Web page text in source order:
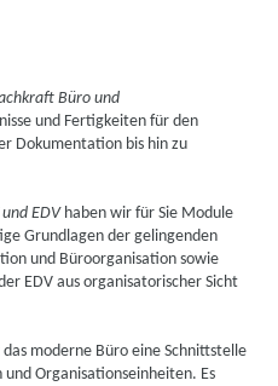
Büro und
und Fertigkeiten für den
Dokumentation bis hin zu
EDVhaben wir für Sie Module
Grundlagen der gelingenden
und Büroorganisation sowie
EDV aus organisatorischer Sicht
moderne Büro eine Schnittstelle
Organisationseinheiten. Es